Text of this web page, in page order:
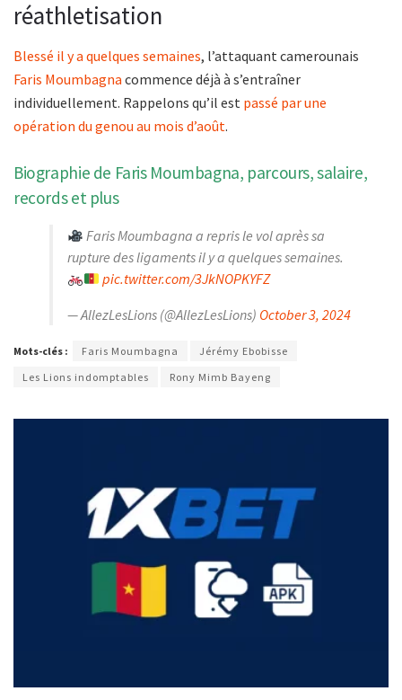
réathletisation
Blessé il y a quelques semaines, l’attaquant camerounais
Faris Moumbagna commence déjà à s’entraîner
individuellement. Rappelons qu’il est passé par une
opération du genou au mois d’août.
Biographie de Faris Moumbagna, parcours, salaire,
records et plus
Faris Moumbagna a repris le vol après sa
rupture des ligaments il y a quelques semaines.
pic.twitter.com/3JkNOPKYFZ
— AllezLesLions (@AllezLesLions) October 3, 2024
Mots-clés : Faris Moumbagna
Jérémy Ebobisse
Les Lions indomptables
Rony Mimb Bayeng